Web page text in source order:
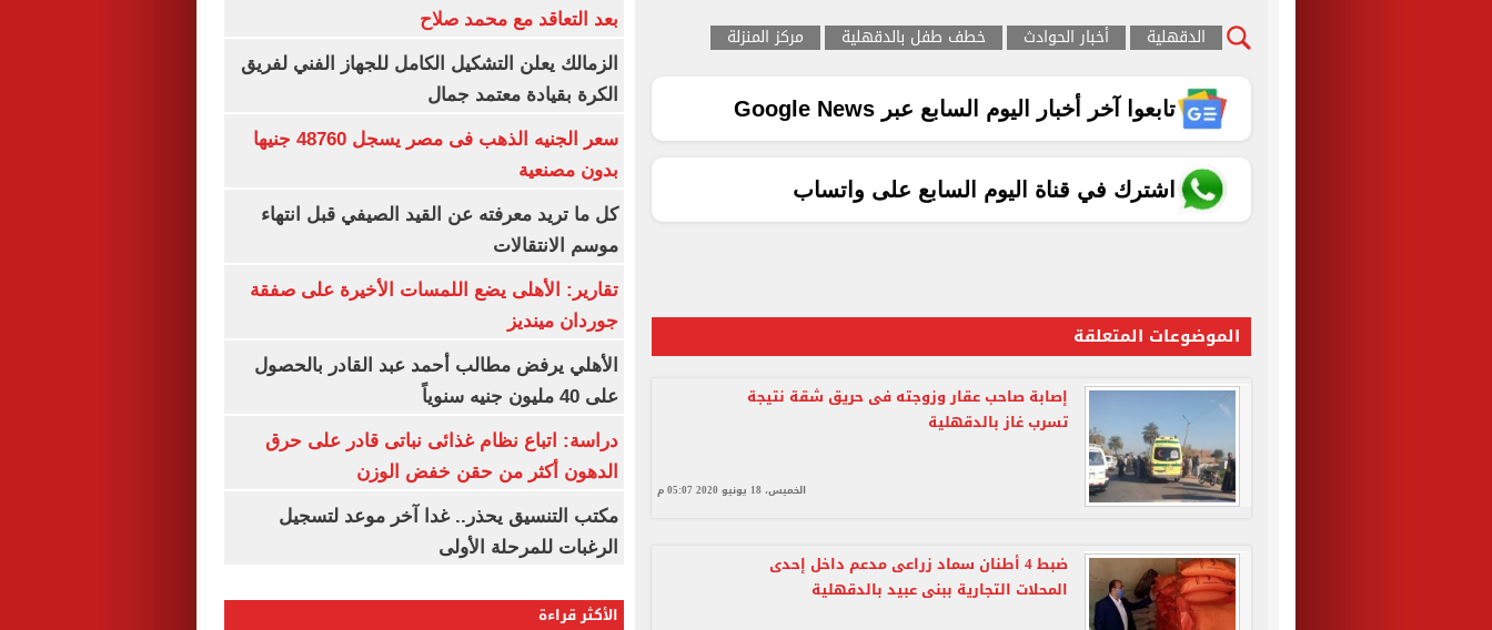
الدقهلية أخبار الحوادث خطف طفل بالدقهلية مركز المنزلة
تابعوا آخر أخبار اليوم السابع عبر Google News
اشترك في قناة اليوم السابع على واتساب
الموضوعات المتعلقة
إصابة صاحب عقار وزوجته فى حريق شقة نتيجة
تسرب غاز بالدقهلية
الخميس، 18 يونيو 2020 05:07 م
ضبط 4 أطنان سماد زراعى مدعم داخل إحدى
المحلات التجارية ببنى عبيد بالدقهلية
بعد التعاقد مع محمد صلاح
الزمالك يعلن التشكيل الكامل للجهاز الفني لفريق
الكرة بقيادة معتمد جمال
سعر الجنيه الذهب فى مصر يسجل 48760 جنيها
بدون مصنعية
كل ما تريد معرفته عن القيد الصيفي قبل انتهاء
موسم الانتقالات
تقارير: الأهلى يضع اللمسات الأخيرة على صفقة
جوردان مينديز
الأهلي يرفض مطالب أحمد عبد القادر بالحصول
على 40 مليون جنيه سنوياً
دراسة: اتباع نظام غذائى نباتى قادر على حرق
الدهون أكثر من حقن خفض الوزن
مكتب التنسيق يحذر.. غدا آخر موعد لتسجيل
الرغبات للمرحلة الأولى
الأكثر قراءة